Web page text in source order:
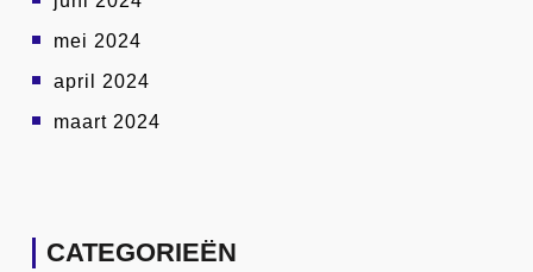
mei 2024
april 2024
maart 2024
CATEGORIEËN